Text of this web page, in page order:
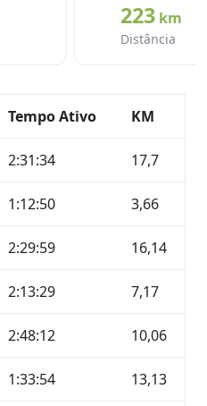
223km
Distância
Tempo Ativo KM
2:31:34 17,7
1:12:50 3,66
2:29:59 16,14
2:13:29 7,17
2:48:12 10,06
1:33:54 13,13